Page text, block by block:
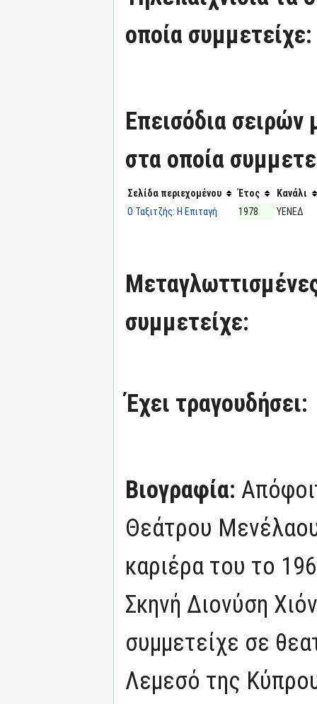
οποία συμμετείχε:
Επεισόδια
στα οποία
Σελίδα περιεχομένου Έτος
Κανάλι
Ο Ταξιτζής: Η Επιταγή
1978 ΥΕΝΕΔ
συμμετείχε:
Έχει τραγουδήσει:
Βιογραφία:
Θεάτρου
καριέρα του το
Σκηνή Διονύση
συμμετείχε σε
Λεμεσό της